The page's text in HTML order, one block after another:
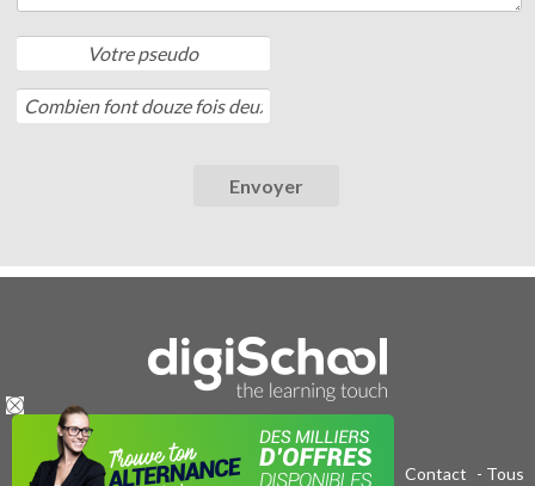
Publicité sur le réseau digiSchool - C.G.U/C.G.V Contact - Tous